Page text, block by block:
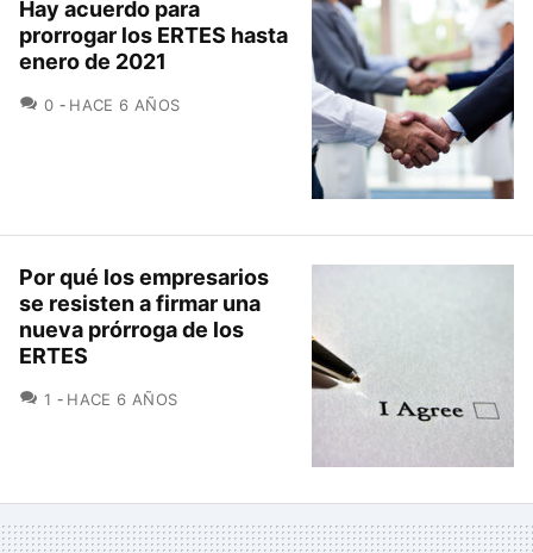
Hay acuerdo para
prorrogar los ERTES hasta
enero de 2021
0 COMENTARIOS
HACE 6 AÑOS
Por qué los empresarios
se resisten a firmar una
nueva prórroga de los
ERTES
1 COMENTARIOS
HACE 6 AÑOS